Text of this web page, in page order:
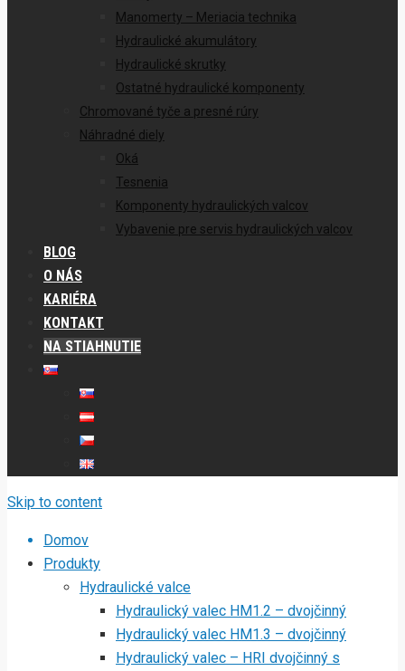
Manomerty – Meriacia technika
Hydraulické akumulátory
Hydraulické skrutky
Ostatné hydraulické komponenty
Chromované tyče a presné rúry
Náhradné diely
Oká
Tesnenia
Komponenty hydraulických valcov
Vybavenie pre servis hydraulických valcov
BLOG
O NÁS
KARIÉRA
KONTAKT
NA STIAHNUTIE
Skip to content
Domov
Produkty
Hydraulické valce
Hydraulický valec HM1.2 – dvojčinný
Hydraulický valec HM1.3 – dvojčinný
Hydraulický valec – HRI dvojčinný s